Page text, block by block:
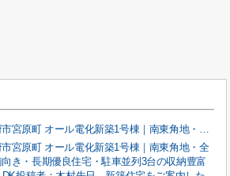
甲府市宮原町 オール電化新築1号棟｜南東角地・全室南向き・長期優良住宅・駐車並列3台の収納豊富な4LDK
宮原町 オール電化新築1号棟｜南東角地・全
き・長期優良住宅・駐車並列3台の収納豊富